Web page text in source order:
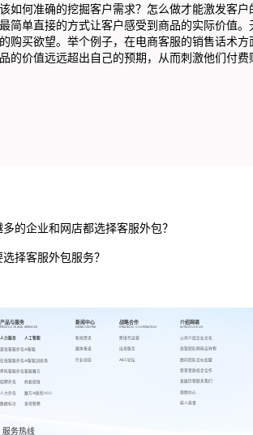
该如何准确的挖掘客户需求？怎么做才能激发客
最简单直接的方式让客户感受到商品的实际价值
的购买欲望。举个例子，在电商客服的销售话术
品的价值远远超出自己的预期，从而刺激他们付费
的企业和网店都选择客服外包？
择客服外包服务？
产品与服务
PRODUCTS AND SERVICES
人力服务
游戏客服外包
在线客服外包
呼叫客服外包
招聘外包
人力外包
数据标注
人工智能
AI客服
AI客服训练场
客服魔方
蚂蚁绩效
魔方AI质检VOC
来呗智聘
新闻中心
NEWS CENTER
新闻资讯
媒体报道
行业动态
战略合作
STRATEGIC COOPERATION
跨境代运营
出海服务
AIEC论坛
介绍网萌
INTRODUCE US
公司介绍
高管团队
顾问团队
荣誉资质
发展历程
视频中心
萌人萌事
企业文化
网萌吉祥物
合伙加盟
校企合作
联系我们
服务热线